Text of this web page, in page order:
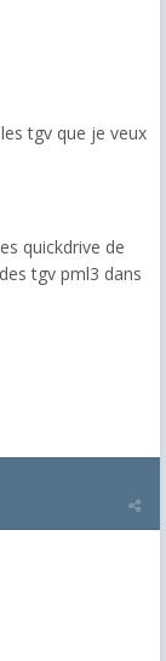
tgv que je veux
quickdrive de
tgv pml3 dans